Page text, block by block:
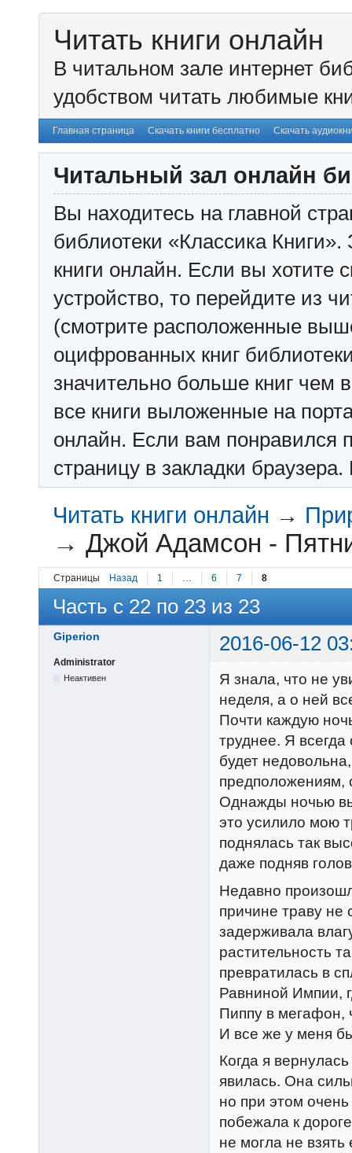
Читать книги онлайн
В читальном зале интернет
удобством читать любимые
Главная страница Скачать книги бесплатно Скачать
Читальный зал онлайн
Вы находитесь на главной
библиотеки «Классика
книги онлайн. Если вы хотите
устройство, то перейдите из
(смотрите расположенные
оцифрованных книг
значительно больше книг чем
все книги выложенные на
онлайн. Если вам понравился
страницу в закладки
Читать книги онлайн →
→Джой Адамсон -
Страницы Назад 1 … 6 7 8
Часть с 22 по 23 из 23
Giperion 2016-06-12
Administrator
Неактивен
Я знала, что не
неделя, а о ней
Почти каждую
труднее. Я
будет
предположениям,
Однажды ночью
это усилило мою
поднялась так
даже подняв
Недавно
причине траву не
задерживала
растительность
превратилась в
Равниной Импии,
Пиппу в мегафон,
И все же у меня
Когда я
явилась. Она
но при этом
побежала к
не могла не взять